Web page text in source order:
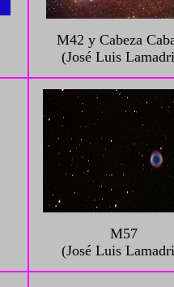
M42 y Cabeza
(José Luis
M57
(José Luis